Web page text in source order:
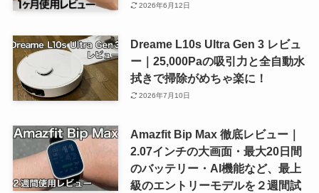
2026年6月12日
Dreame L10s Ultra Gen 3 レビュ
ー｜25,000Paの吸引力と全自動水
拭きで掃除がめちゃ楽に！
2026年7月10日
Amazfit Bip Max 徹底レビュー｜
2.07インチの大画面・最大20日間
のバッテリー・AI機能など、最上
級のエントリーモデルを２週間試